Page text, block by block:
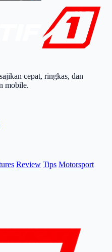
cepat, ringkas, dan
mobile.
Review Tips Motorsport